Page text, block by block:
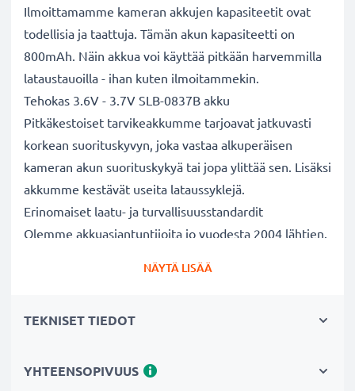
Ilmoittamamme kameran akkujen kapasiteetit ovat
todellisia ja taattuja. Tämän akun kapasiteetti on
800mAh. Näin akkua voi käyttää pitkään harvemmilla
lataustauoilla - ihan kuten ilmoitammekin.
Tehokas 3.6V - 3.7V SLB-0837B akku
Pitkäkestoiset tarvikeakkumme tarjoavat jatkuvasti
korkean suorituskyvyn, joka vastaa alkuperäisen
kameran akun suorituskykyä tai jopa ylittää sen. Lisäksi
akkumme kestävät useita lataussyklejä.
Erinomaiset laatu- ja turvallisuusstandardit
Olemme akkuasiantuntijoita jo vuodesta 2004 lähtien.
Tärkeä lisä valokuvaajaan kameralaukkuun
pitkäaikaiseen valokuvaukseen tai videokuvaukseen.
NÄYTÄ LISÄÄ
TEKNISET TIEDOT
YHTEENSOPIVUUS